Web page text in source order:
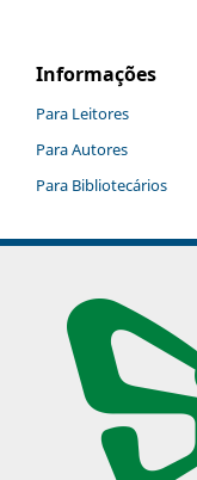
Informações
Para Leitores
Para Autores
Para Bibliotecários